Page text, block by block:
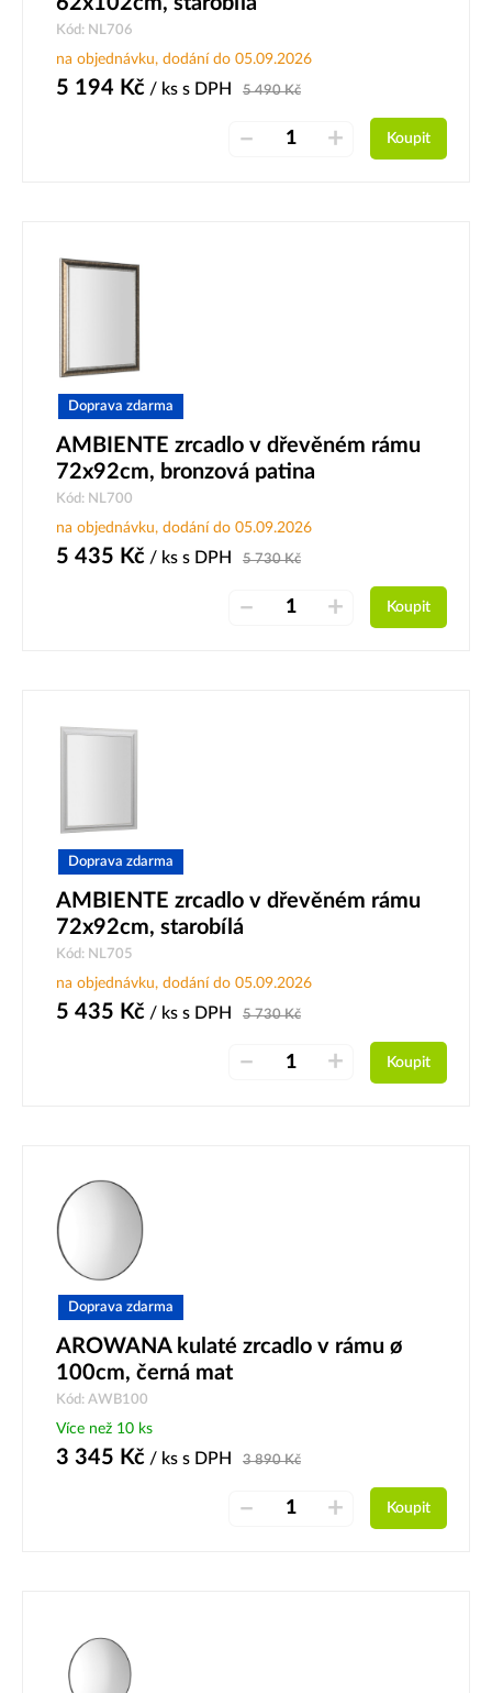
Kód: NL706
na objednávku, dodání do 05.09.2026
5 194 Kč / ks s DPH 5 490Kč
– + Koupit
Doprava zdarma
AMBIENTE zrcadlo v dřevěném rámu
72x92cm, bronzová patina
Kód: NL700
na objednávku, dodání do 05.09.2026
5 435 Kč / ks s DPH 5 730Kč
– + Koupit
Doprava zdarma
AMBIENTE zrcadlo v dřevěném rámu
72x92cm, starobílá
Kód: NL705
na objednávku, dodání do 05.09.2026
5 435 Kč / ks s DPH 5 730Kč
– + Koupit
Doprava zdarma
AROWANA kulaté zrcadlo v rámu ø
100cm, černá mat
Kód: AWB100
Více než 10 ks
3 345 Kč / ks s DPH 3 890Kč
– + Koupit